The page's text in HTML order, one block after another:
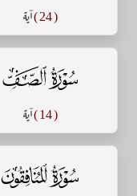
( 24 ) آية
سورة الصف
( 14 ) آية
سورة المنافقون